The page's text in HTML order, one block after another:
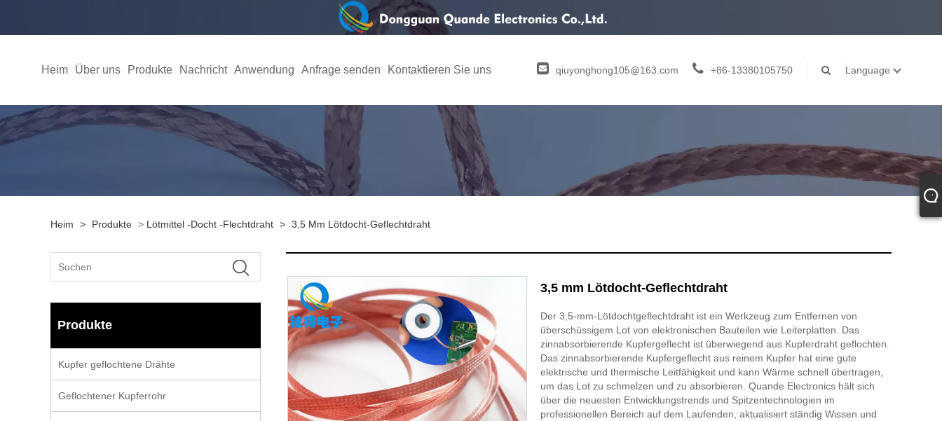
Heim Über uns Produkte Nachricht Anwendung Anfrage senden Kontaktieren Sie uns qiuyonghong105@163.com +86-13380105750 Language
Heim > Produkte > Lötmittel -Docht -Flechtdraht > 3,5 Mm Lötdocht-Geflechtdraht
Produkte
Kupfer geflochtene Drähte
Geflochtener Kupferrohr
3,5 mm Lötdocht-Geflechtdraht
Der 3,5-mm-Lötdochtgeflechtdraht ist ein Werkzeug zum Entfernen von
überschüssigem Lot von elektronischen Bauteilen wie Leiterplatten. Das
zinnabsorbierende Kupfergeflecht ist überwiegend aus Kupferdraht geflochten.
Das zinnabsorbierende Kupfergeflecht aus reinem Kupfer hat eine gute
elektrische und thermische Leitfähigkeit und kann Wärme schnell übertragen,
um das Lot zu schmelzen und zu absorbieren. Quande Electronics hält sich
über die neuesten Entwicklungstrends und Spitzentechnologien im
professionellen Bereich auf dem Laufenden, aktualisiert ständig Wissen und